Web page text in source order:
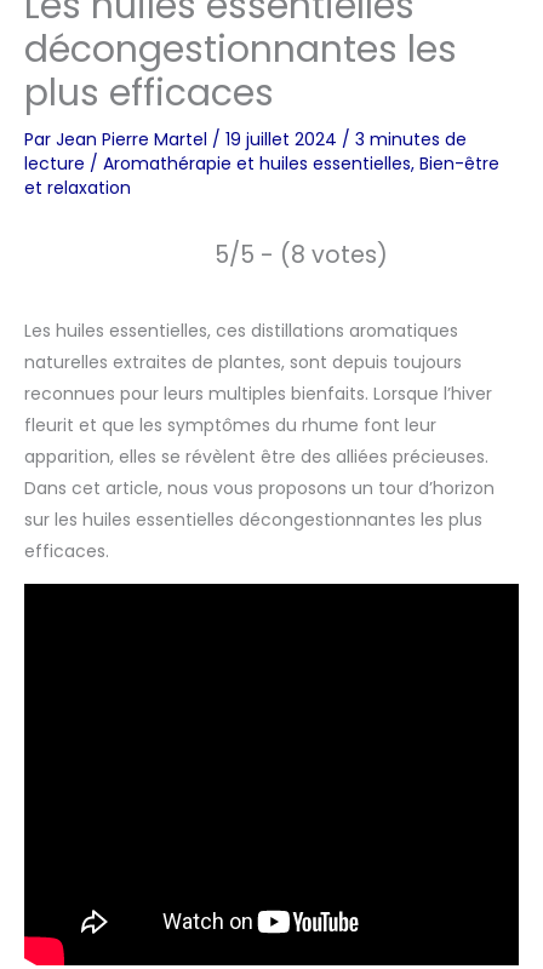
décongestionnantes les
plus efficaces
Par Jean Pierre Martel / 19 juillet 2024 / 3 minutes de
lecture / Aromathérapie et huiles essentielles, Bien-être
et relaxation
5/5 - (8 votes)
Les huiles essentielles, ces distillations aromatiques
naturelles extraites de plantes, sont depuis toujours
reconnues pour leurs multiples bienfaits. Lorsque l’hiver
fleurit et que les symptômes du rhume font leur
apparition, elles se révèlent être des alliées précieuses.
Dans cet article, nous vous proposons un tour d’horizon
sur les huiles essentielles décongestionnantes les plus
efficaces.